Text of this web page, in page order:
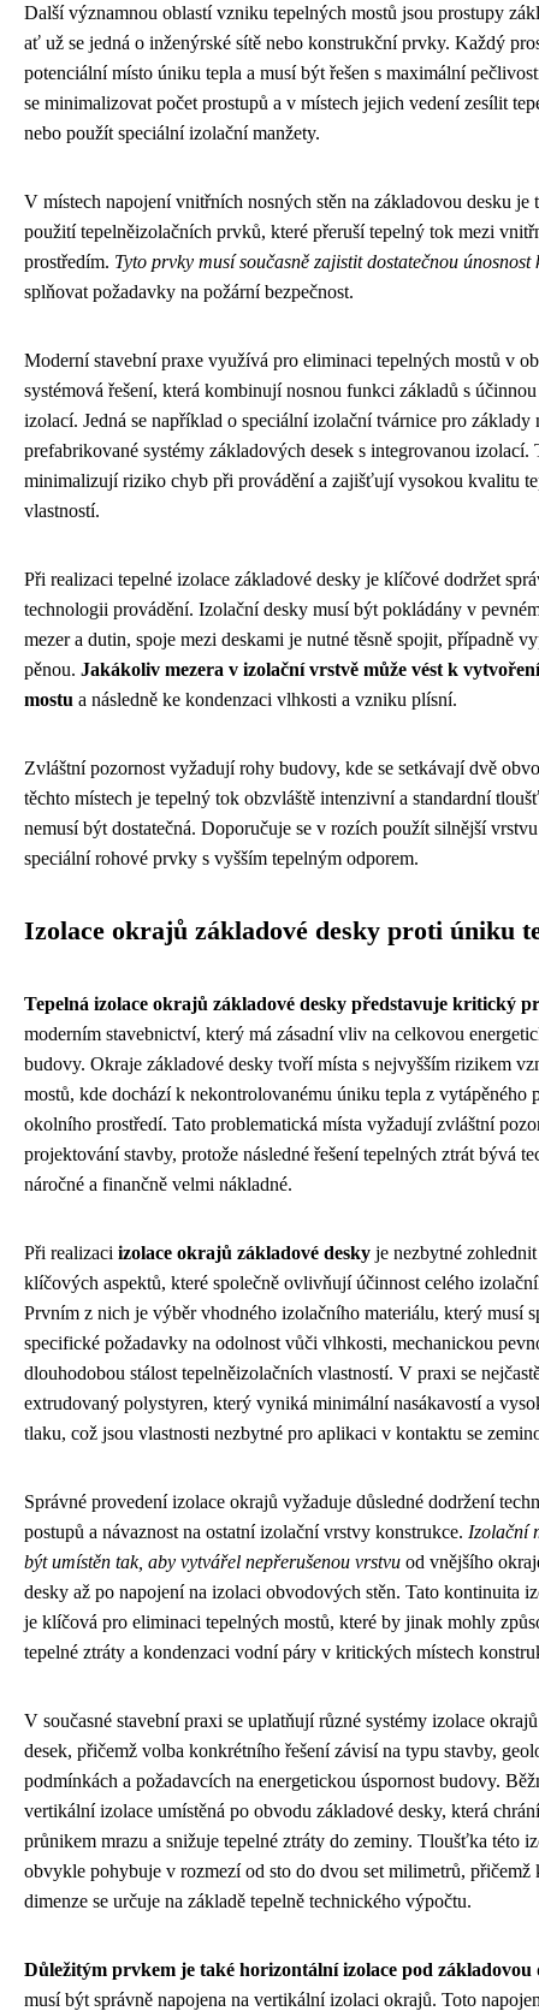
Další významnou oblastí vzniku tepelných mostů jsou prostupy
ať už se jedná o inženýrské sítě nebo konstrukční prvky. Každý
potenciální místo úniku tepla a musí být řešen s maximální
se minimalizovat počet prostupů a v místech jejich vedení zesílit
nebo použít speciální izolační manžety.
V místech napojení vnitřních nosných stěn na základovou desku je
použití tepelněizolačních prvků, které přeruší tepelný tok mezi
prostředím. Tyto prvky musí současně zajistit dostatečnou únosnost
splňovat požadavky na požární bezpečnost.
Moderní stavební praxe využívá pro eliminaci tepelných mostů v
systémová řešení, která kombinují nosnou funkci základů s
izolací. Jedná se například o speciální izolační tvárnice pro základy
prefabrikované systémy základových desek s integrovanou izolací.
minimalizují riziko chyb při provádění a zajišťují vysokou kvalitu
vlastností.
Při realizaci tepelné izolace základové desky je klíčové dodržet
technologii provádění. Izolační desky musí být pokládány v
mezer a dutin, spoje mezi deskami je nutné těsně spojit, případně
pěnou. Jakákoliv mezera v izolační vrstvě může vést k
mostu a následně ke kondenzaci vlhkosti a vzniku plísní.
Zvláštní pozornost vyžadují rohy budovy, kde se setkávají dvě
těchto místech je tepelný tok obzvláště intenzivní a standardní
nemusí být dostatečná. Doporučuje se v rozích použít silnější
speciální rohové prvky s vyšším tepelným odporem.
Izolace okrajů základové desky proti úniku
Tepelná izolace okrajů základové desky představuje kritický
moderním stavebnictví, který má zásadní vliv na celkovou
budovy. Okraje základové desky tvoří místa s nejvyšším rizikem
mostů, kde dochází k nekontrolovanému úniku tepla z vytápěného
okolního prostředí. Tato problematická místa vyžadují zvláštní
projektování stavby, protože následné řešení tepelných ztrát bývá
náročné a finančně velmi nákladné.
Při realizaci izolace okrajů základové desky je nezbytné
klíčových aspektů, které společně ovlivňují účinnost celého
Prvním z nich je výběr vhodného izolačního materiálu, který musí
specifické požadavky na odolnost vůči vlhkosti, mechanickou
dlouhodobou stálost tepelněizolačních vlastností. V praxi se
extrudovaný polystyren, který vyniká minimální nasákavostí a
tlaku, což jsou vlastnosti nezbytné pro aplikaci v kontaktu se
Správné provedení izolace okrajů vyžaduje důsledné dodržení
postupů a návaznost na ostatní izolační vrstvy konstrukce. Izolační
být umístěn tak, aby vytvářel nepřerušenou vrstvu od vnějšího
desky až po napojení na izolaci obvodových stěn. Tato kontinuita
je klíčová pro eliminaci tepelných mostů, které by jinak mohly
tepelné ztráty a kondenzaci vodní páry v kritických místech
V současné stavební praxi se uplatňují různé systémy izolace
desek, přičemž volba konkrétního řešení závisí na typu stavby,
podmínkách a požadavcích na energetickou úspornost budovy.
vertikální izolace umístěná po obvodu základové desky, která
průnikem mrazu a snižuje tepelné ztráty do zeminy. Tloušťka této
obvykle pohybuje v rozmezí od sto do dvou set milimetrů, přičemž
dimenze se určuje na základě tepelně technického výpočtu.
Důležitým prvkem je také horizontální izolace pod základovou
musí být správně napojena na vertikální izolaci okrajů. Toto